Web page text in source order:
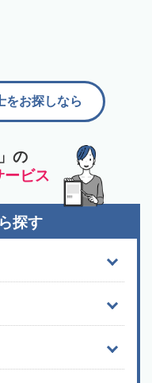
の
ビス
をお探しなら
探す